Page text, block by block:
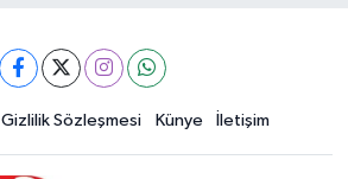
Gizlilik Sözleşmesi Künye İletişim